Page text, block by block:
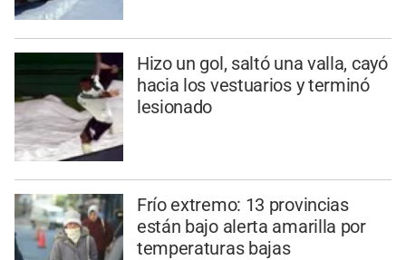
Hizo un gol, saltó una valla, cayó
hacia los vestuarios y terminó
lesionado
Frío extremo: 13 provincias
están bajo alerta amarilla por
temperaturas bajas